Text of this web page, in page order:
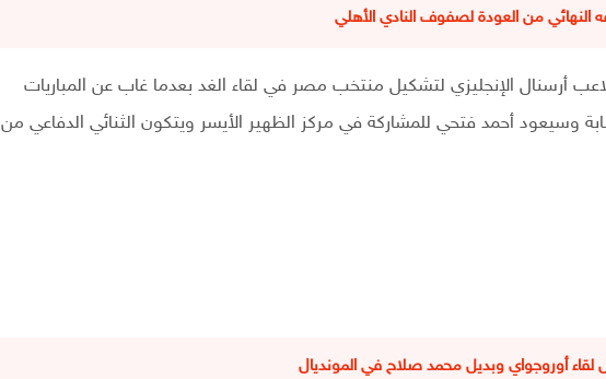
من العودة لصفوف النادي الأهلي
أرسنال الإنجليزي لتشكيل منتخب مصر في لقاء الغد بعدما غاب عن المباريات
وسيعود أحمد فتحي للمشاركة في مركز الظهير الأيسر ويتكون الثنائي الدفاعي من
أوروجواي وبديل محمد صلاح في المونديال